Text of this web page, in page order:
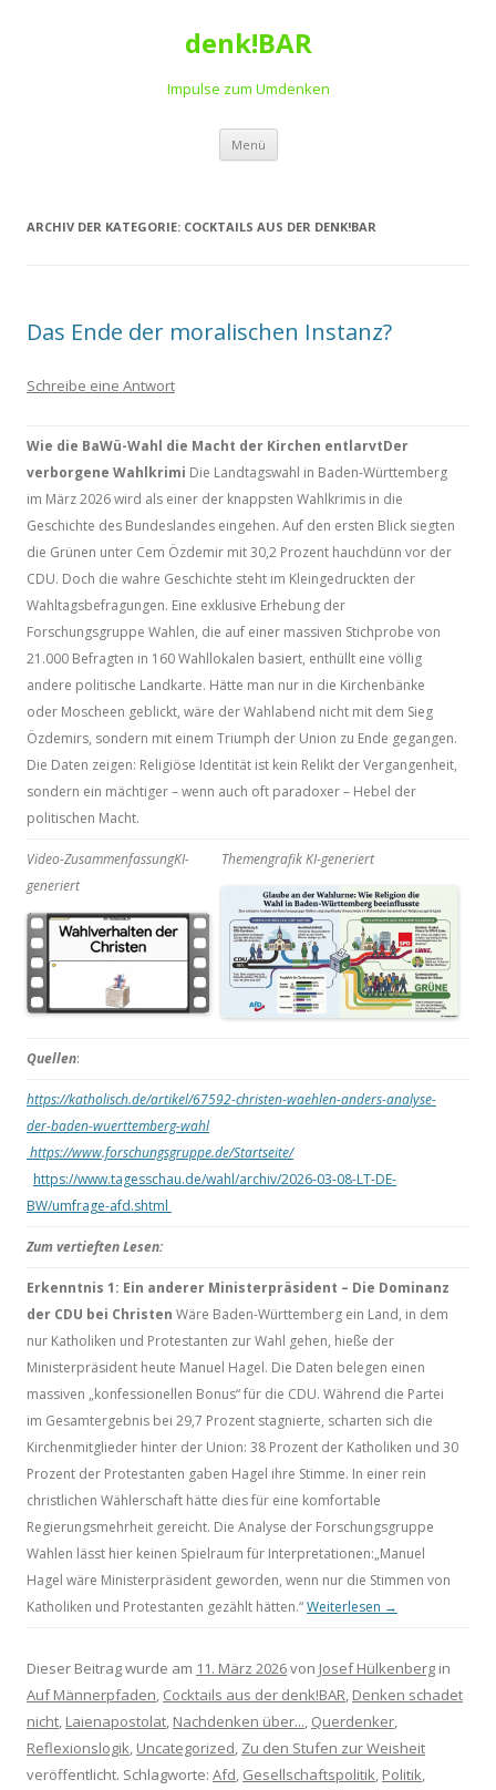
denk!BAR
Impulse zum Umdenken
Menü Springe
Inhalt
ARCHIV DER KATEGORIE: COCKTAILS AUS DER DENK!BAR
Das Ende der moralischen Instanz?
Schreibe eine Antwort
Wie die BaWü-Wahl die Macht der Kirchen entlarvtDer
verborgene Wahlkrimi Die Landtagswahl in Baden-Württemberg
im März 2026 wird als einer der knappsten Wahlkrimis in die
Geschichte des Bundeslandes eingehen. Auf den ersten Blick siegten
die Grünen unter Cem Özdemir mit 30,2 Prozent hauchdünn vor der
CDU. Doch die wahre Geschichte steht im Kleingedruckten der
Wahltagsbefragungen. Eine exklusive Erhebung der
Forschungsgruppe Wahlen, die auf einer massiven Stichprobe von
21.000 Befragten in 160 Wahllokalen basiert, enthüllt eine völlig
andere politische Landkarte. Hätte man nur in die Kirchenbänke
oder Moscheen geblickt, wäre der Wahlabend nicht mit dem Sieg
Özdemirs, sondern mit einem Triumph der Union zu Ende gegangen.
Die Daten zeigen: Religiöse Identität ist kein Relikt der Vergangenheit,
sondern ein mächtiger – wenn auch oft paradoxer – Hebel der
politischen Macht.
Video-ZusammenfassungKI-
generiert
Themengrafik KI-generiert
Quellen:
https://katholisch.de/artikel/67592-christen-waehlen-anders-analyse-
der-baden-wuerttemberg-wahl
https://www.forschungsgruppe.de/Startseite/
https://www.tagesschau.de/wahl/archiv/2026-03-08-LT-DE-
BW/umfrage-afd.shtml
Zum vertieften Lesen:
Erkenntnis 1: Ein anderer Ministerpräsident – Die Dominanz
der CDU bei Christen Wäre Baden-Württemberg ein Land, in dem
nur Katholiken und Protestanten zur Wahl gehen, hieße der
Ministerpräsident heute Manuel Hagel. Die Daten belegen einen
massiven „konfessionellen Bonus“ für die CDU. Während die Partei
im Gesamtergebnis bei 29,7 Prozent stagnierte, scharten sich die
Kirchenmitglieder hinter der Union: 38 Prozent der Katholiken und 30
Prozent der Protestanten gaben Hagel ihre Stimme. In einer rein
christlichen Wählerschaft hätte dies für eine komfortable
Regierungsmehrheit gereicht. Die Analyse der Forschungsgruppe
Wahlen lässt hier keinen Spielraum für Interpretationen:„Manuel
Hagel wäre Ministerpräsident geworden, wenn nur die Stimmen von
Katholiken und Protestanten gezählt hätten.“Weiterlesen →
Dieser Beitrag wurde am 11. März 2026von Josef Hülkenberg in
Auf Männerpfaden, Cocktails aus der denk!BAR, Denken schadet
nicht, Laienapostolat, Nachdenken über..., Querdenker,
Reflexionslogik, Uncategorized, Zu den Stufen zur Weisheit
veröffentlicht. Schlagworte: Afd, Gesellschaftspolitik, Politik,